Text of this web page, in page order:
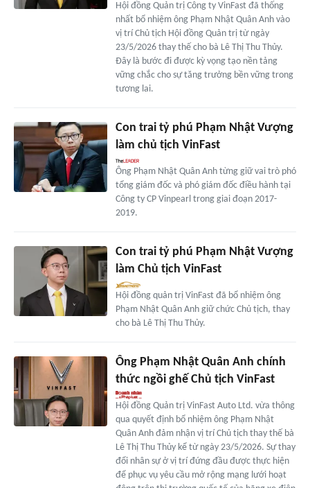
Hội đồng Quản trị Công ty VinFast đã thống
nhất bổ nhiệm ông Phạm Nhật Quân Anh vào
vị trí Chủ tịch Hội đồng Quản trị từ ngày
23/5/2026 thay thế cho bà Lê Thị Thu Thủy.
Đây là bước đi được kỳ vọng tạo nền tảng
vững chắc cho sự tăng trưởng bền vững trong
tương lai.
Con trai tỷ phú Phạm Nhật Vượng
làm chủ tịch VinFast
Ông Phạm Nhật Quân Anh từng giữ vai trò phó
tổng giám đốc và phó giám đốc điều hành tại
Công ty CP Vinpearl trong giai đoạn 2017-
2019.
Con trai tỷ phú Phạm Nhật Vượng
làm Chủ tịch VinFast
Hội đồng quản trị VinFast đã bổ nhiệm ông
Phạm Nhật Quân Anh giữ chức Chủ tịch, thay
cho bà Lê Thị Thu Thủy.
Ông Phạm Nhật Quân Anh chính
thức ngồi ghế Chủ tịch VinFast
Hội đồng Quản trị VinFast Auto Ltd. vừa thông
qua quyết định bổ nhiệm ông Phạm Nhật
Quân Anh đảm nhận vị trí Chủ tịch thay thế bà
Lê Thị Thu Thủy kể từ ngày 23/5/2026. Sự thay
đổi nhân sự ở vị trí đứng đầu được thực hiện
để phục vụ yêu cầu mở rộng mạng lưới hoạt